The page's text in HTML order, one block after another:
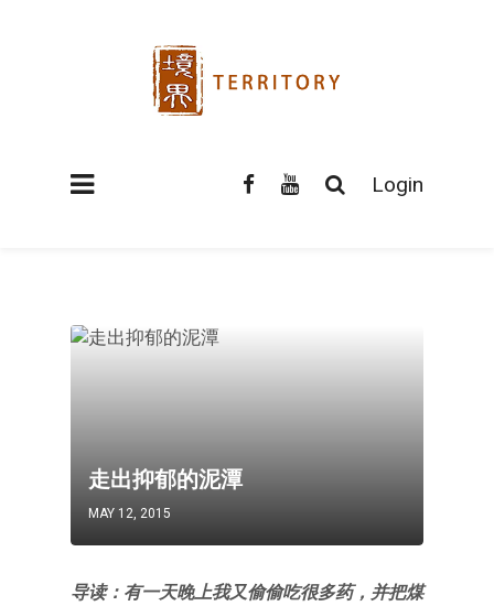
Login
走出抑郁的泥潭
MAY 12, 2015
导读：有一天晚上我又偷偷吃很多药，并把煤